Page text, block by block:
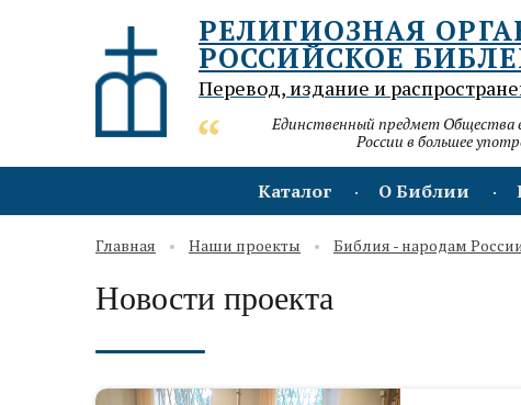
РЕЛИГИОЗНАЯ
РОССИЙСКОЕ
Перевод, издание и
Единственный предмет Общества
России в большее
Каталог О Библии
Главная Наши проекты Библия - народам
Новости проекта